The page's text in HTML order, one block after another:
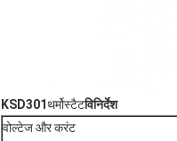
KSD301थर्मोस्टैटविनिर्देश
वोल्टेज और करंट